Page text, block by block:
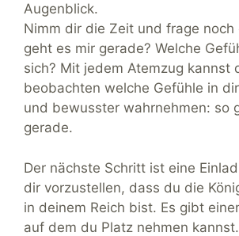
Augenblick.
Nimm dir die Zeit und frage noch
geht es mir gerade? Welche
sich? Mit jedem Atemzug kannst
beobachten welche Gefühle in
und bewusster wahrnehmen: so
gerade.
Der nächste Schritt ist eine
dir vorzustellen, dass du die
in deinem Reich bist. Es gibt
auf dem du Platz nehmen